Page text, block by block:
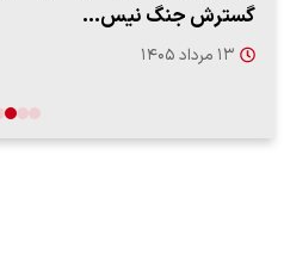
گسترش جنگ نیس…
۱۳ مرداد ۱۴۰۵